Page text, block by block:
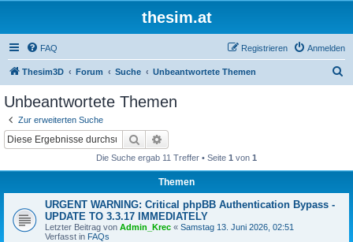
thesim.at
FAQ Anmelden
Registrieren
Thesim3D Forum Suche Unbeantwortete Themen
Unbeantwortete Themen
Zur erweiterten Suche
Suche
Die Suche ergab 11 Treffer • Seite 1 von 1
Themen
URGENT WARNING: Critical phpBB Authentication Bypass -
UPDATE TO 3.3.17 IMMEDIATELY
Letzter Beitrag von Admin_Krec « Samstag 13. Juni 2026, 02:51
Verfasst in FAQs